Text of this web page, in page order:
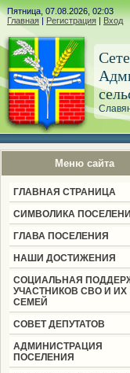
Пятница, 07.08.2026, 02:03
Главная | Регистрация | Вход
Меню сайта
ГЛАВНАЯ СТРАНИЦА
СИМВОЛИКА
ГЛАВА ПОСЕЛЕНИЯ
НАШИ ДОСТИЖЕНИЯ
СОЦИАЛЬНАЯ
УЧАСТНИКОВ СВО И ИХ
СЕМЕЙ
СОВЕТ ДЕПУТАТОВ
АДМИНИСТРАЦИЯ
ПОСЕЛЕНИЯ